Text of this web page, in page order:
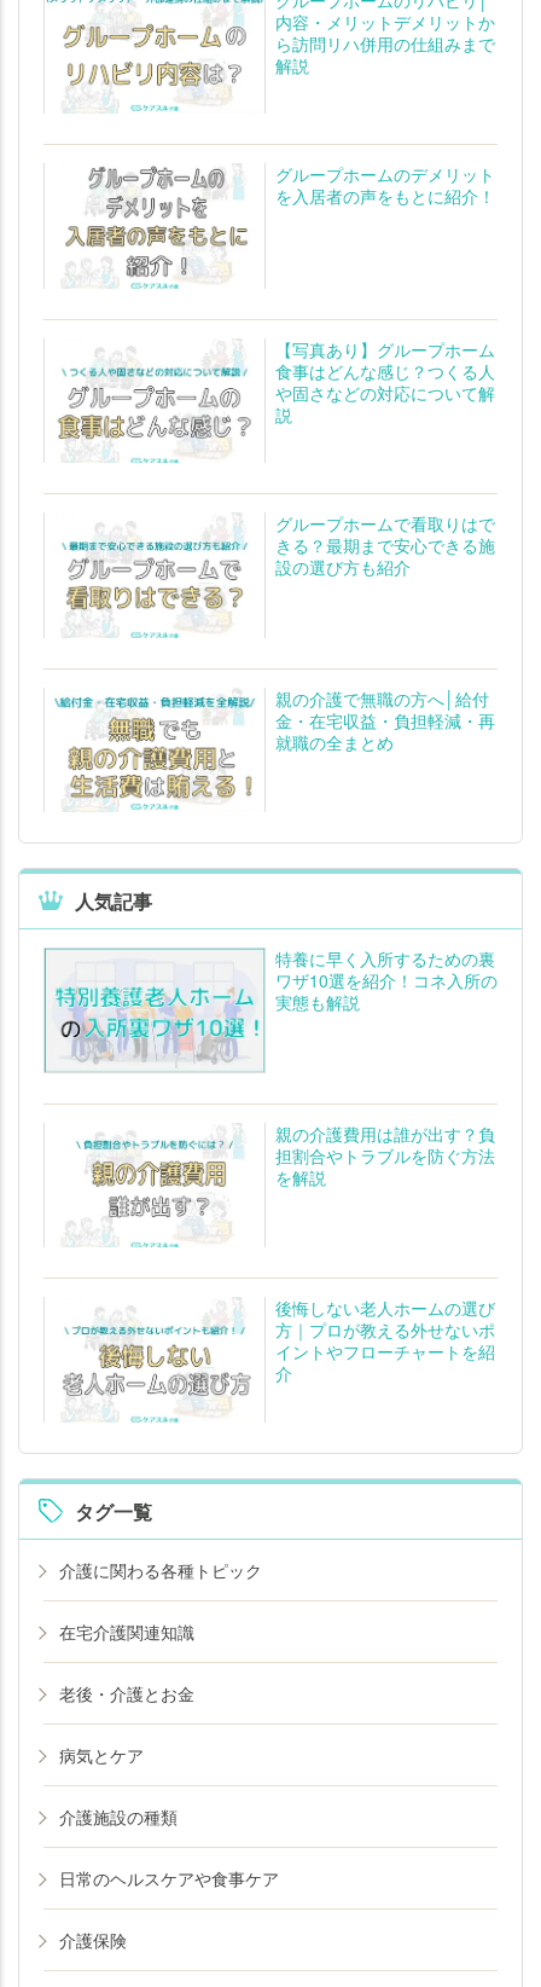
内容・メリットデメリットか
ら訪問リハ併用の仕組みまで
解説
グループホームのデメリット
を入居者の声をもとに紹介！
【写真あり】グループホーム
食事はどんな感じ？つくる人
や固さなどの対応について解
説
グループホームで看取りはで
きる？最期まで安心できる施
設の選び方も紹介
親の介護で無職の方へ│給付
金・在宅収益・負担軽減・再
就職の全まとめ
人気記事
特養に早く入所するための裏
ワザ10選を紹介！コネ入所の
実態も解説
親の介護費用は誰が出す？負
担割合やトラブルを防ぐ方法
を解説
後悔しない老人ホームの選び
方｜プロが教える外せないポ
イントやフローチャートを紹
介
タグ一覧
介護に関わる各種トピック
在宅介護関連知識
老後・介護とお金
病気とケア
介護施設の種類
日常のヘルスケアや食事ケア
介護保険